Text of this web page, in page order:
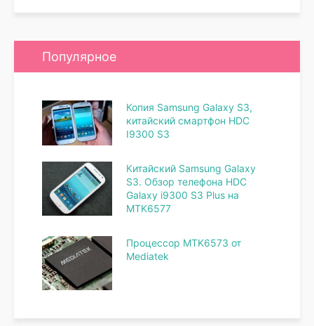
Популярное
Копия Samsung Galaxy S3,
китайский смартфон HDC
I9300 S3
Китайский Samsung Galaxy
S3. Обзор телефона HDC
Galaxy i9300 S3 Plus на
MTK6577
Процессор MTK6573 от
Mediatek